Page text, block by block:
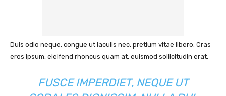
Duis odio neque, congue ut iaculis nec, pretium vitae libero. Cras
eros ipsum, eleifend rhoncus quam at, euismod sollicitudin erat.
FUSCE IMPERDIET, NEQUE UT